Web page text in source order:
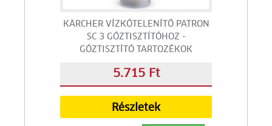
KÄRCHER VÍZKŐTELENÍTŐ PATRON
SC 3 GŐZTISZTÍTÓHOZ -
GŐZTISZTÍTÓ TARTOZÉKOK
5.715 Ft
Részletek